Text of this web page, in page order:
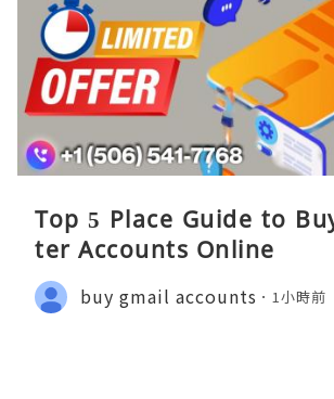
Top 5 Place Guide to
ter Accounts Online
buy gmail accounts 1小時前